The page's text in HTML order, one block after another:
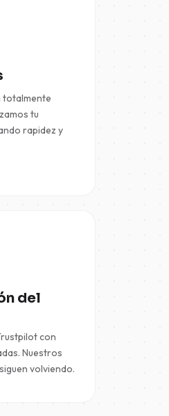
totalmente
tu
rapidez y
del
con
Nuestros
volviendo.